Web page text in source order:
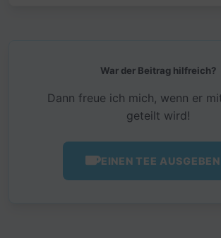
War der Beitrag hilfreich?
Dann freue ich mich, wenn er
geteilt wird!
EINEN TEE